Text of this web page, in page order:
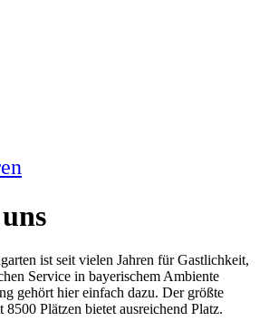
ist seit vielen Jahren für Gastlichkeit,
Service in bayerischem Ambiente
gehört hier einfach dazu. Der größte
Plätzen bietet ausreichend Platz.